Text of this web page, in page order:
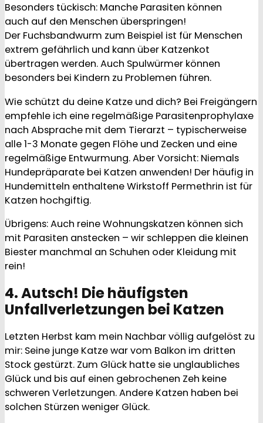
Besonders tückisch: Manche Parasiten können
auch auf den Menschen überspringen!
Der Fuchsbandwurm zum Beispiel ist für Menschen
extrem gefährlich und kann über Katzenkot
übertragen werden. Auch Spulwürmer können
besonders bei Kindern zu Problemen führen.
Wie schützt du deine Katze und dich? Bei Freigängern
empfehle ich eine regelmäßige Parasitenprophylaxe
nach Absprache mit dem Tierarzt – typischerweise
alle 1-3 Monate gegen Flöhe und Zecken und eine
regelmäßige Entwurmung. Aber Vorsicht: Niemals
Hundepräparate bei Katzen anwenden! Der häufig in
Hundemitteln enthaltene Wirkstoff Permethrin ist für
Katzen hochgiftig.
Übrigens: Auch reine Wohnungskatzen können sich
mit Parasiten anstecken – wir schleppen die kleinen
Biester manchmal an Schuhen oder Kleidung mit
rein!
4. Autsch! Die häufigsten
Unfallverletzungen bei Katzen
Letzten Herbst kam mein Nachbar völlig aufgelöst zu
mir: Seine junge Katze war vom Balkon im dritten
Stock gestürzt. Zum Glück hatte sie unglaubliches
Glück und bis auf einen gebrochenen Zeh keine
schweren Verletzungen. Andere Katzen haben bei
solchen Stürzen weniger Glück.